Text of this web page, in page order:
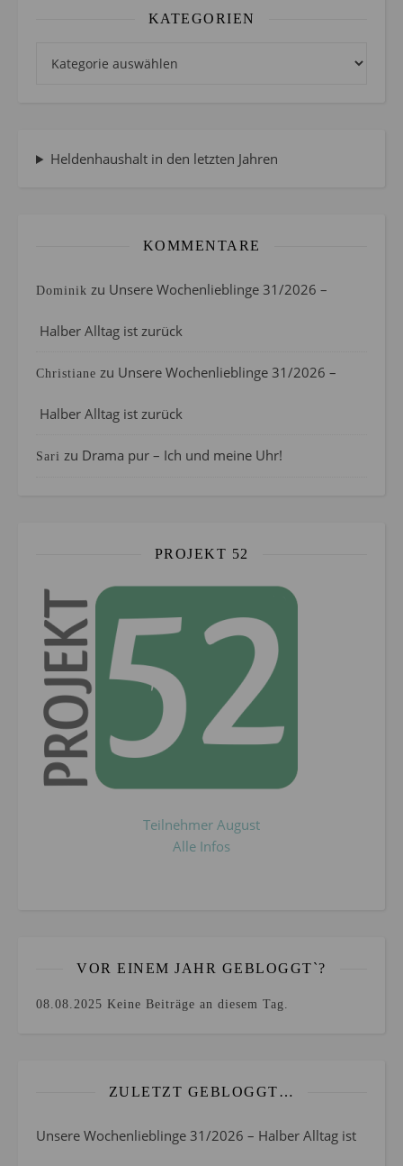
KATEGORIEN
Heldenhaushalt in den letzten Jahren
KOMMENTARE
Dominik zu Unsere Wochenlieblinge 31/2026 –
Halber Alltag ist zurück
Christiane zu Unsere Wochenlieblinge 31/2026 –
Halber Alltag ist zurück
Sari zu Drama pur – Ich und meine Uhr!
PROJEKT 52
Teilnehmer August
Alle Infos
VOR EINEM JAHR GEBLOGGT`?
08.08.2025 Keine Beiträge an diesem Tag.
ZULETZT GEBLOGGT…
Unsere Wochenlieblinge 31/2026 – Halber Alltag ist